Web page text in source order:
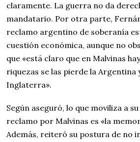
claramente. La guerra no da
mandatario. Por otra parte,
reclamo argentino de soberanía
cuestión económica, aunque no
que «está claro que en Malvinas
riquezas se las pierde la Argentina
Inglaterra».
Según aseguró, lo que moviliza a
reclamo por Malvinas es «la
Además, reiteró su postura de no